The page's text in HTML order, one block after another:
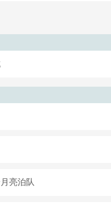
亮泊队